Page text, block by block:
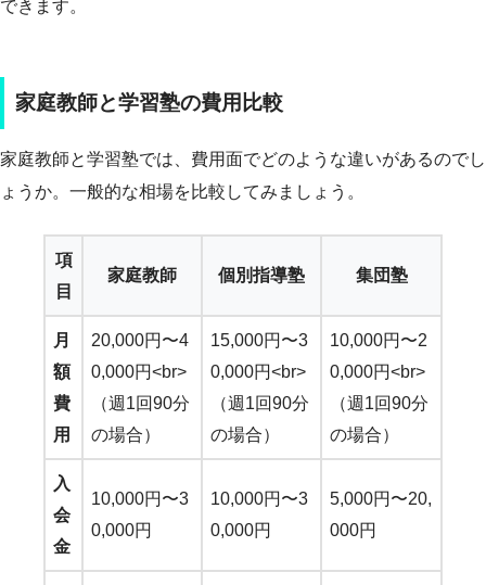
できます。
家庭教師と学習塾の費用比較
家庭教師と学習塾では、費用面でどのような違いがあるのでし
ょうか。一般的な相場を比較してみましょう。
項
目
家庭教師 個別指導塾 集団塾
月
額
費
用
20,000円〜4
0,000円<br>
（週1回90分
の場合）
15,000円〜3
0,000円<br>
（週1回90分
の場合）
10,000円〜2
0,000円<br>
（週1回90分
の場合）
入
会
金
10,000円〜3
0,000円
10,000円〜3
0,000円
5,000円〜20,
000円